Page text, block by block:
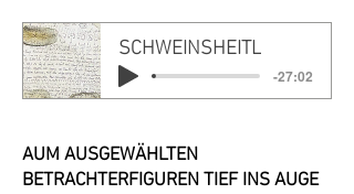
SCHWEINSHEITL
-27:02
AUM AUSGEWÄHLTEN
BETRACHTERFIGUREN TIEF INS AUGE